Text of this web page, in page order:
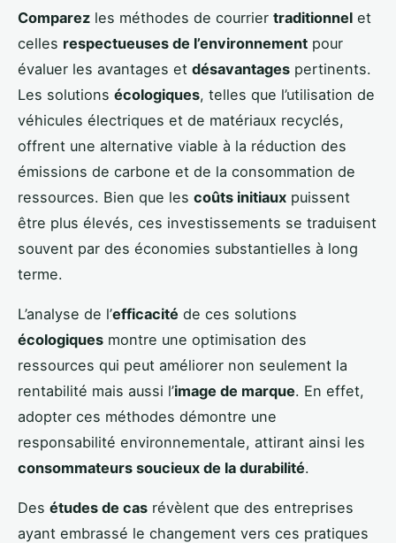
Comparez les méthodes de courrier traditionnel et
celles respectueuses de l’environnement pour
évaluer les avantages et désavantages pertinents.
Les solutions écologiques, telles que l’utilisation de
véhicules électriques et de matériaux recyclés,
offrent une alternative viable à la réduction des
émissions de carbone et de la consommation de
ressources. Bien que les coûts initiaux puissent
être plus élevés, ces investissements se traduisent
souvent par des économies substantielles à long
terme.
L’analyse de l’efficacité de ces solutions
écologiques montre une optimisation des
ressources qui peut améliorer non seulement la
rentabilité mais aussi l’image de marque. En effet,
adopter ces méthodes démontre une
responsabilité environnementale, attirant ainsi les
consommateurs soucieux de la durabilité.
Des études de cas révèlent que des entreprises
ayant embrassé le changement vers ces pratiques